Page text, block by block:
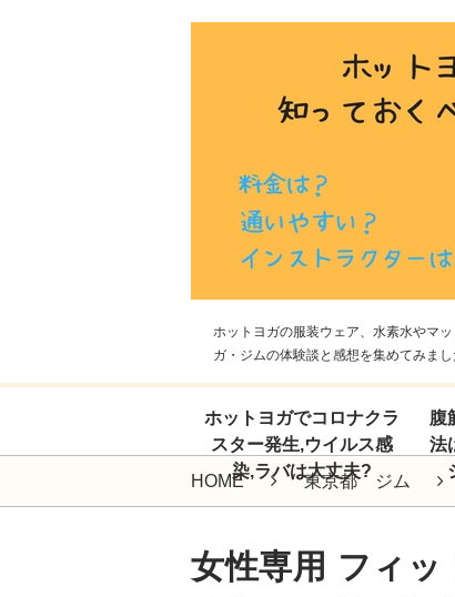
ホットヨガの服装ウェア、水素水やマ
ガ・ジムの体験談と感想を集めてみまし
ホットヨガでコロナクラ
スター発生,ウイルス感
染,ラバは大丈夫?
腹
法
HOME 東京都 ジム
女性専用 フィ